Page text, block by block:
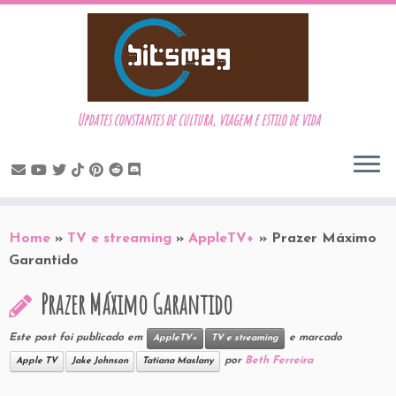
to
content
Updates constantes de cultura, viagem e estilo de vida
Home » TV e streaming » AppleTV+ » Prazer Máximo
Garantido
Prazer Máximo Garantido
Este post foi publicado em AppleTV+ TV e streaming e marcado
Apple TV Jake Johnson Tatiana Maslany por Beth Ferreira